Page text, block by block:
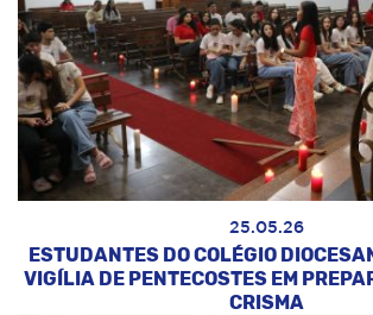
25.05.26
ESTUDANTES DO COLÉGIO
VIGÍLIA DE PENTECOSTES EM
CRISMA